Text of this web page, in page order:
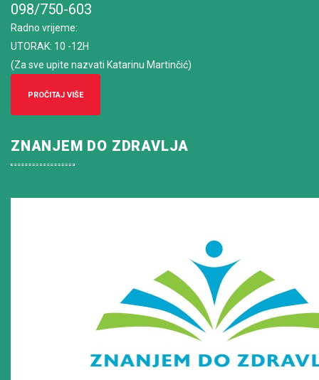
098/750-603
Radno vrijeme:
UTORAK: 10 -12H
(Za sve upite nazvati Katarinu Martinčić)
PROČITAJ VIŠE
ZNANJEM DO ZDRAVLJA